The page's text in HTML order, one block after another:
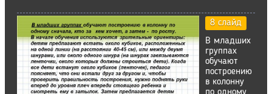
8 слайд
В младших
группах
обучают
построению
в колонну